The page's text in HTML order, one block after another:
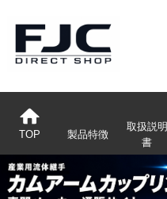
TOP 製品特徴
取扱説明
書